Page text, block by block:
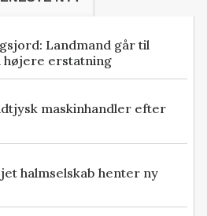
Landmand går til
erstatning
maskinhandler efter
halmselskab henter ny